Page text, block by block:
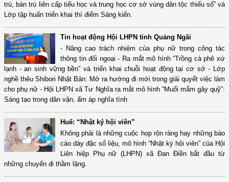
trú, bán trú liên cấp tiểu học và trung học cơ sở vùng dân tộc thiểu số” và
Lớp tập huấn triển khai thí điểm Sáng kiến.
Tin hoạt động Hội LHPN tỉnh Quảng Ngãi
- Nâng cao trách nhiệm của phụ nữ trong công tác
thông tin đối ngoại - Ra mắt mô hình “Trồng cà phê xứ
lạnh - an sinh vững bền” và triển khai chuỗi hoạt động tại cơ sở - Lớp
nghề thêu Shibori Nhật Bản: Mở ra hướng đi mới trong giải quyết việc làm
cho phụ nữ - Hội LHPN xã Tư Nghĩa ra mắt mô hình “Muối mắm gây quỹ”:
Sáng tạo trong dân vận, ấm áp nghĩa tình
Huế: “Nhật ký hội viên”
Không phải là những cuộc họp rộn ràng hay những báo
cáo dày đặc số liệu, mô hình “Nhật ký hội viên” của Hội
Liên hiệp Phụ nữ (LHPN) xã Đan Điền bắt đầu từ
những chuyến đi thầm lặng.